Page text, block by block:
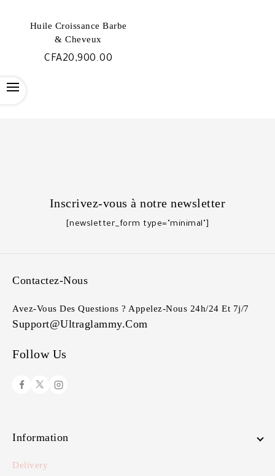
OPEN
Huile Croissance Barbe
& Cheveux
CFA20,900.00
Inscrivez-vous à notre newsletter
[newsletter_form type="minimal"]
Contactez-Nous
Avez-Vous Des Questions ? Appelez-Nous 24h/24 Et 7j/7
Support@ultraglammy.com
Follow Us
Information
Delivery